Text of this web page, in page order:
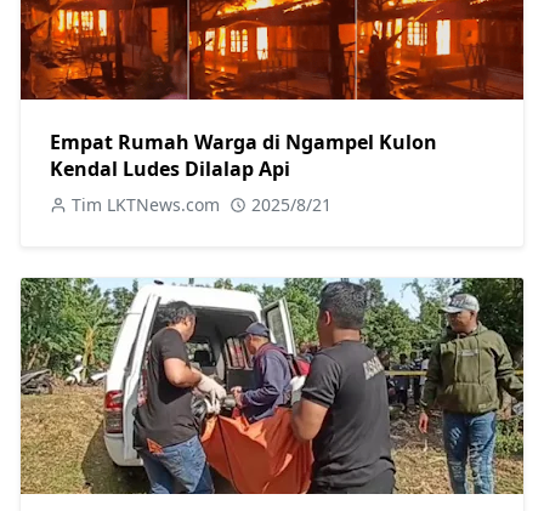
Empat Rumah Warga di Ngampel Kulon
Kendal Ludes Dilalap Api
Tim LKTNews.com 2025/8/21